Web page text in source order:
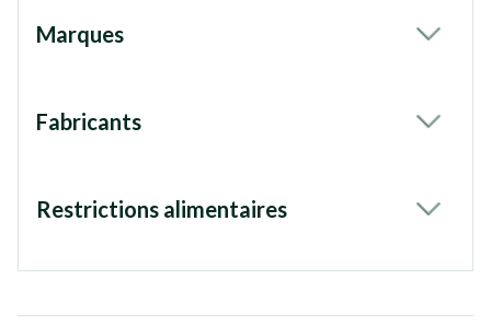
Marques
Fabricants
Restrictions alimentaires